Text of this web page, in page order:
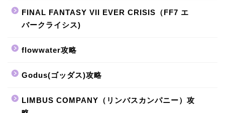
FINAL FANTASY VII EVER CRISIS（FF7 エ
バークライシス)
flowwater攻略
Godus(ゴッダス)攻略
LIMBUS COMPANY（リンバスカンパニー）攻